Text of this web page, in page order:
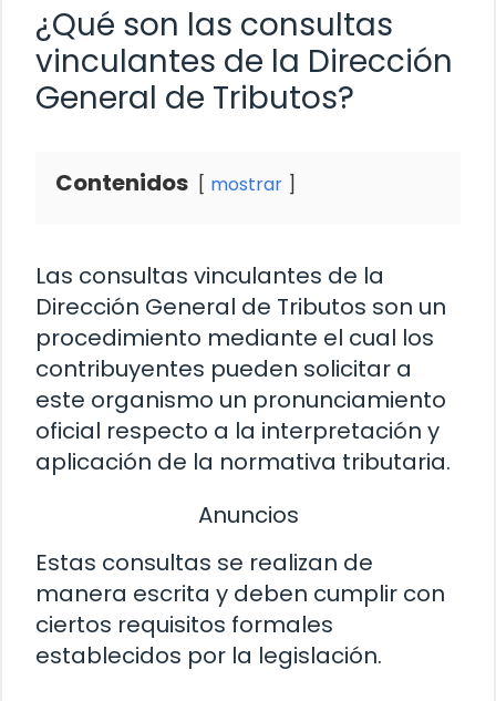
¿Qué son las consultas
vinculantes de la Dirección
General de Tributos?
Contenidos mostrar
Las consultas vinculantes de la
Dirección General de Tributos son un
procedimiento mediante el cual los
contribuyentes pueden solicitar a
este organismo un pronunciamiento
oficial respecto a la interpretación y
aplicación de la normativa tributaria.
Anuncios
Estas consultas se realizan de
manera escrita y deben cumplir con
ciertos requisitos formales
establecidos por la legislación.